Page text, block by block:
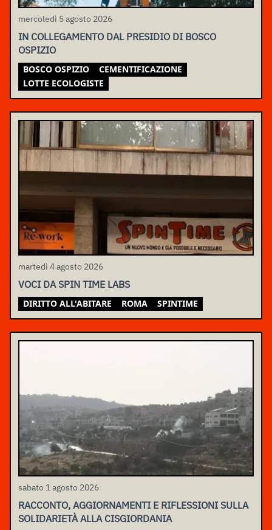
mercoledì 5 agosto 2026
IN COLLEGAMENTO DAL PRESIDIO DI BOSCO
OSPIZIO
BOSCO OSPIZIO
CEMENTIFICAZIONE
LOTTE ECOLOGISTE
martedì 4 agosto 2026
VOCI DA SPIN TIME LABS
DIRITTO ALL'ABITARE ROMA SPINTIME
sabato 1 agosto 2026
RACCONTO, AGGIORNAMENTI E RIFLESSIONI SULLA
SOLIDARIETÀ ALLA CISGIORDANIA